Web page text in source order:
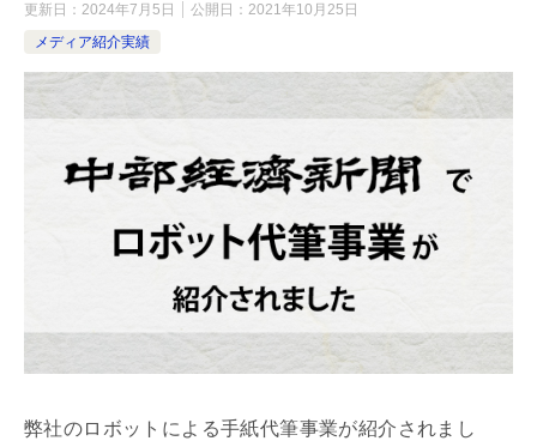
更新日： 2024年7月5日 公開日： 2021年10月25日
メディア紹介実績
弊社のロボットによる手紙代筆事業が紹介されまし